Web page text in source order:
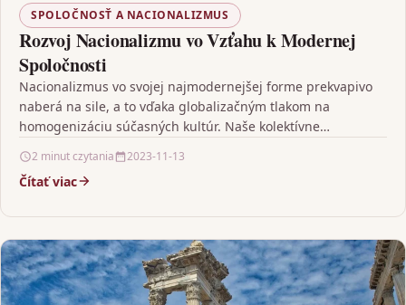
SPOLOČNOSŤ A NACIONALIZMUS
Rozvoj Nacionalizmu vo Vzťahu k Modernej
Spoločnosti
Nacionalizmus vo svojej najmodernejšej forme prekvapivo
naberá na sile, a to vďaka globalizačným tlakom na
homogenizáciu súčasných kultúr. Naše kolektívne
2 minut czytania 2023-11-13
Čítať viac